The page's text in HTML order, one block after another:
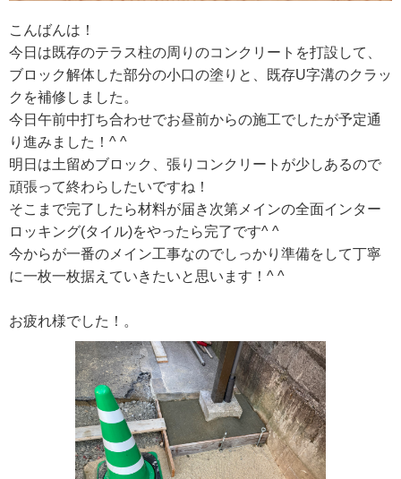
こんばんは！
今日は既存のテラス柱の周りのコンクリートを打設して、
ブロック解体した部分の小口の塗りと、既存U字溝のクラッ
クを補修しました。
今日午前中打ち合わせでお昼前からの施工でしたが予定通
り進みました！^ ^
明日は土留めブロック、張りコンクリートが少しあるので
頑張って終わらしたいですね！
そこまで完了したら材料が届き次第メインの全面インター
ロッキング(タイル)をやったら完了です^ ^
今からが一番のメイン工事なのでしっかり準備をして丁寧
に一枚一枚据えていきたいと思います！^ ^
お疲れ様でした！。